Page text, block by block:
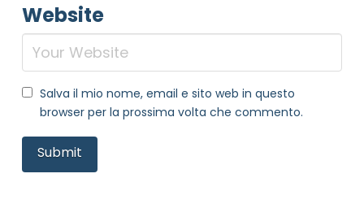
Website
Salva il mio nome, email e sito web in questo
browser per la prossima volta che commento.